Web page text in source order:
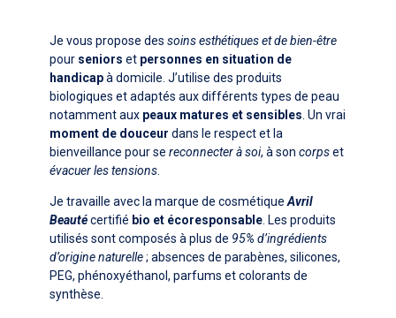
Je vous propose des soins esthétiques et de bien-être
pour seniors et personnes en situation de
handicapà domicile. J’utilise des produits
biologiques et adaptés aux différents types de peau
notamment aux peaux matures et sensibles . Un vrai
moment de douceur dans le respect et la
bienveillance pour se reconnecter à soi, à son corpset
évacuer les tensions
Je travaille avec la marque de cosmétique Avril
Beautécertifié bio et écoresponsable . Les produits
utilisés sont composés à plus de 95% d’ingrédients
d’origine naturelle; absences de parabènes, silicones,
PEG, phénoxyéthanol, parfums et colorants de
synthèse.